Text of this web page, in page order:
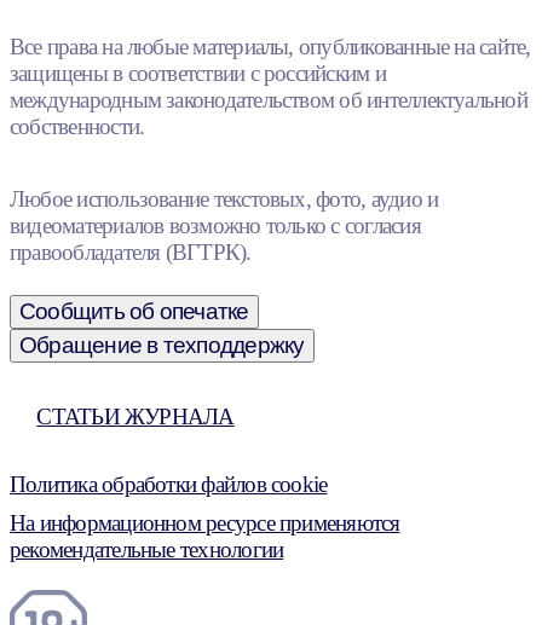
Все права на любые материалы, опубликованные на сайте,
защищены в соответствии с российским и
международным законодательством об интеллектуальной
собственности.
Любое использование текстовых, фото, аудио и
видеоматериалов возможно только с согласия
правообладателя (ВГТРК).
Сообщить об опечатке
Обращение в техподдержку
СТАТЬИ ЖУРНАЛА
Политика обработки файлов cookie
На информационном ресурсе применяются
рекомендательные технологии